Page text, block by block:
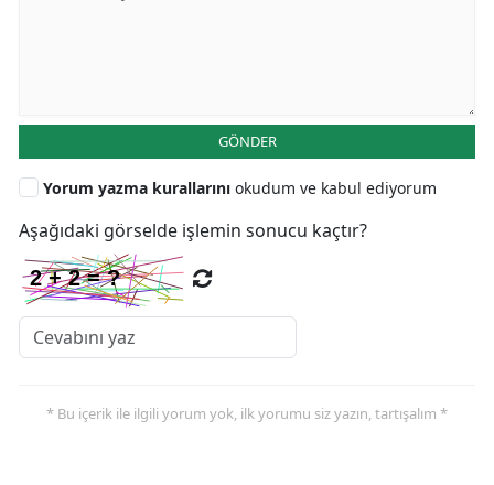
GÖNDER
Yorum yazma kurallarını okudum ve kabul ediyorum
Aşağıdaki görselde işlemin sonucu kaçtır?
* Bu içerik ile ilgili yorum yok, ilk yorumu siz yazın, tartışalım *